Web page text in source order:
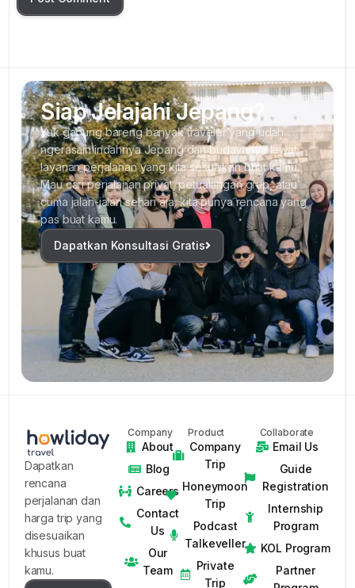
Siap Jelajahi Jepang?
Yuk gabung bareng banyak traveler yang udah
ngerasain indahnya Jepang dan budayanya lewat
layanan perjalanan yang kita sesuaikan buat kamu.
Mau cari perjalanan privat, petualangan grup, atau
cuma jalan-jalan sehari aja, kita punya rencana yang
pas buat kamu.
Dapatkan Konsultasi Gratis
Dapatkan
rencana
perjalanan dan
harga trip yang
disesuaikan
khusus buat
kamu.
Company
About
Blog
Careers
Contact
Us
Our
Team
Product
Company
Trip
Honeymoon
Trip
Podcast
Talkeveller
Private
Trip
Collaborate
Email Us
Guide
Registration
Internship
Program
KOL Program
Partner